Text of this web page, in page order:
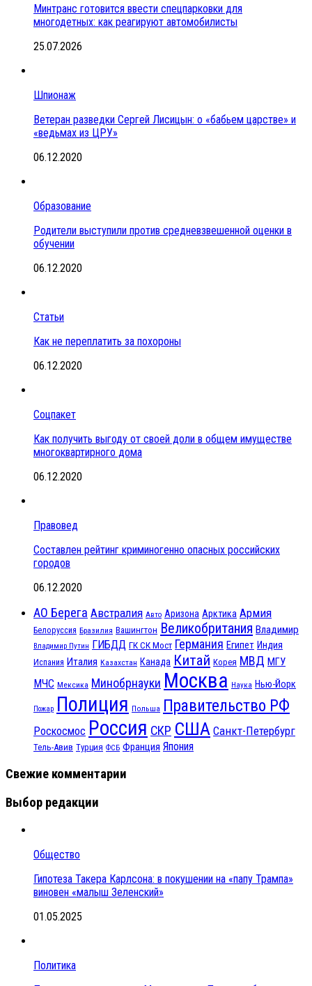
Минтранс готовится ввести спецпарковки для
многодетных: как реагируют автомобилисты
25.07.2026
Шпионаж
Ветеран разведки Сергей Лисицын: о «бабьем царстве» и
«ведьмах из ЦРУ»
06.12.2020
Образование
Родители выступили против средневзвешенной оценки в
обучении
06.12.2020
Статьи
Как не переплатить за похороны
06.12.2020
Соцпакет
Как получить выгоду от своей доли в общем имуществе
многоквартирного дома
06.12.2020
Правовед
Составлен рейтинг криминогенно опасных российских
городов
06.12.2020
АО Берега Австралия Авто Аризона Арктика Армия
Белоруссия Бразилия Вашингтон Великобритания Владимир
Владимир Путин ГИБДД ГК СК Мост Германия Египет Индия
Испания Италия Казахстан Канада Китай Корея МВД МГУ
МЧС Мексика Минобрнауки Москва Наука Нью-Йорк
Пожар Полиция Польша Правительство РФ
Роскосмос Россия СКР США Санкт-Петербург
Тель-Авив Турция ФСБ Франция Япония
Свежие комментарии
Выбор редакции
Общество
Гипотеза Такера Карлсона: в покушении на «папу Трампа»
виновен «малыш Зеленский»
01.05.2025
Политика